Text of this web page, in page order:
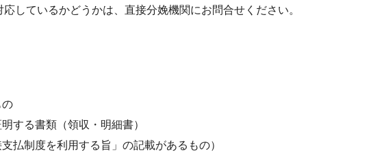
しているかどうかは、直接分娩機関にお問合せください。
の
する書類（領収・明細書）
払制度を利用する旨」の記載があるもの）